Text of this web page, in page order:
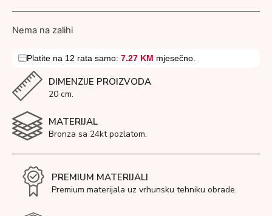
Nema na zalihi
Platite na 12 rata samo: 7.27 KM mjesečno.
DIMENZIJE PROIZVODA
20 cm.
MATERIJAL
Bronza sa 24kt pozlatom.
PREMIUM MATERIJALI
Premium materijala uz vrhunsku tehniku obrade.